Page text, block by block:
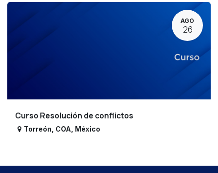
AGO
26
Curso Resolución de conflictos
Torreón COA México